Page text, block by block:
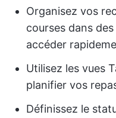
Organisez vos
courses dans
accéder
Utilisez les vues
planifier vos
Définissez le